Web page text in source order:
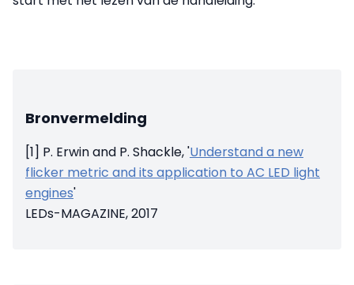
Bronvermelding
[1] P. Erwin and P. Shackle, 'Understand a new
flicker metric and its application to AC LED light
engines'
LEDs-MAGAZINE, 2017